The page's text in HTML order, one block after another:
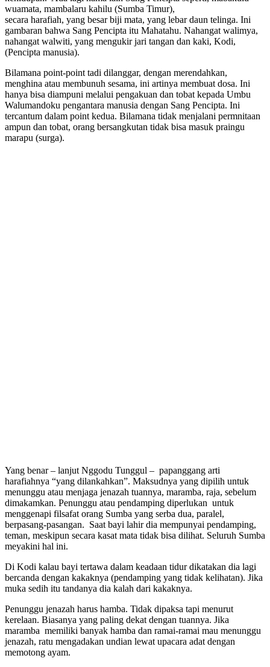
wuamata, mambalaru kahilu (Sumba Timur),
secara harafiah, yang besar biji mata, yang lebar daun telinga. Ini
gambaran bahwa Sang Pencipta itu Mahatahu. Nahangat walimya,
nahangat walwiti, yang mengukir jari tangan dan kaki, Kodi,
(Pencipta manusia).
Bilamana point-point tadi dilanggar, dengan merendahkan,
menghina atau membunuh sesama, ini artinya membuat dosa. Ini
hanya bisa diampuni melalui pengakuan dan tobat kepada Umbu
Walumandoku pengantara manusia dengan Sang Pencipta. Ini
tercantum dalam point kedua. Bilamana tidak menjalani permnitaan
ampun dan tobat, orang bersangkutan tidak bisa masuk praingu
marapu (surga).
Yang benar – lanjut Nggodu Tunggul – papanggang arti
harafiahnya “yang dilankahkan”. Maksudnya yang dipilih untuk
menunggu atau menjaga jenazah tuannya, maramba, raja, sebelum
dimakamkan. Penunggu atau pendamping diperlukan untuk
menggenapi filsafat orang Sumba yang serba dua, paralel,
berpasang-pasangan. Saat bayi lahir dia mempunyai pendamping,
teman, meskipun secara kasat mata tidak bisa dilihat. Seluruh Sumba
meyakini hal ini.
Di Kodi kalau bayi tertawa dalam keadaan tidur dikatakan dia lagi
bercanda dengan kakaknya (pendamping yang tidak kelihatan). Jika
muka sedih itu tandanya dia kalah dari kakaknya.
Penunggu jenazah harus hamba. Tidak dipaksa tapi menurut
kerelaan. Biasanya yang paling dekat dengan tuannya. Jika
maramba memiliki banyak hamba dan ramai-ramai mau menunggu
jenazah, ratu mengadakan undian lewat upacara adat dengan
memotong ayam.